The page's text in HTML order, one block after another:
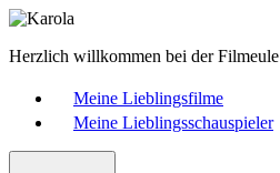
Herzlich willkommen bei der Filmeule
Meine Lieblingsfilme
Meine Lieblingsschauspieler